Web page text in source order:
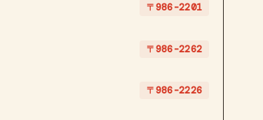
〒986-2201
〒986-2262
〒986-2226